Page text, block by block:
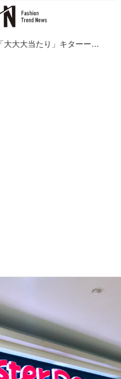
「大大大当たり」キターーッ♡【ミスド】全コンプしたくなる可愛さ！「コラボドーナツ」